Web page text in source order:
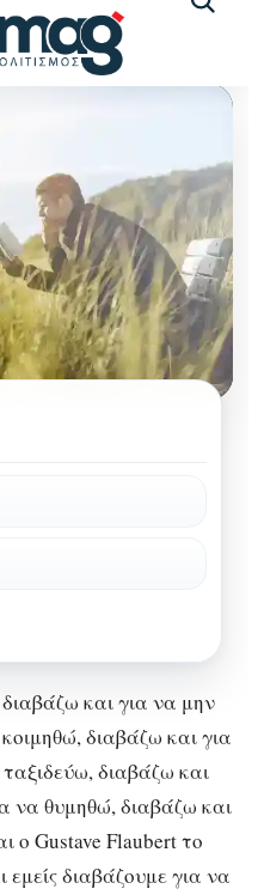
κόσμο
ένα
και για να μην
διαβάζω και για
διαβάζω και
να θυμηθώ, διαβάζω και
ο Gustave Flaubert το
εμείς διαβάζουμε για να